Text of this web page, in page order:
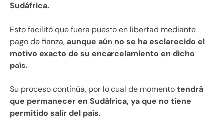
Sudáfrica.
Esto facilitó que fuera puesto en libertad mediante
pago de fianza,aunque aún no se ha esclarecido el
motivo exacto de su encarcelamiento en dicho
país.
Su proceso continúa, por lo cual de momentotendrá
que permanecer en Sudáfrica, ya que no tiene
permitido salir del país.